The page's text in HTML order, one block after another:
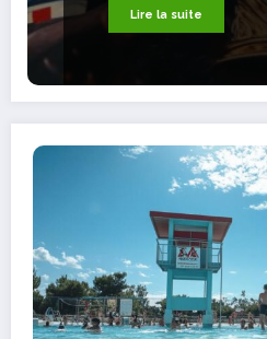
Lire la suite